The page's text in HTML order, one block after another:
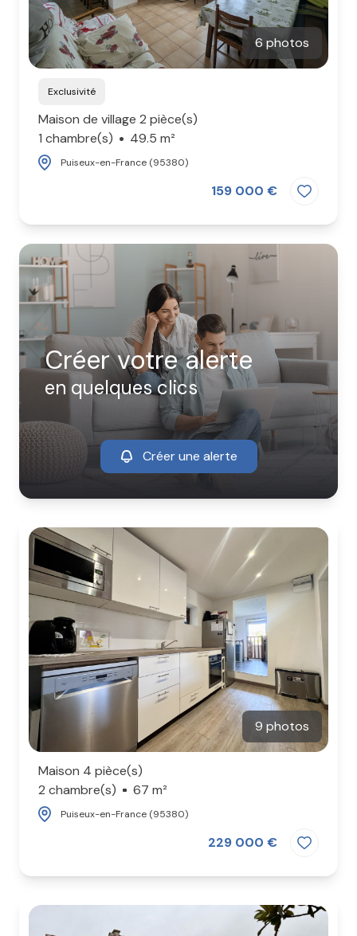
6 photos
Exclusivité
Maison de village 2 pièce(s)
1 chambre(s)
49.5 m²
Puiseux-en-France (95380)
159 000 €
Créer votre alerte
en quelques clics
Créer une alerte
9 photos
Maison 4 pièce(s)
2 chambre(s)
67 m²
Puiseux-en-France (95380)
229 000 €